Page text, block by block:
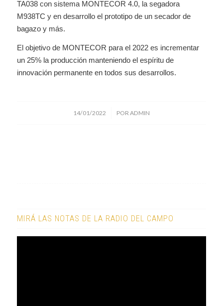
TA038 con sistema MONTECOR 4.0, la segadora
M938TC y en desarrollo el prototipo de un secador de
bagazo y más.
El objetivo de MONTECOR para el 2022 es incrementar
un 25% la producción manteniendo el espíritu de
innovación permanente en todos sus desarrollos.
14/01/2022
/ PORADMIN
MIRÁ LAS NOTAS DE LA RADIO DEL CAMPO